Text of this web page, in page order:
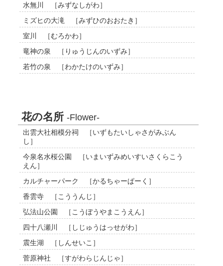
水無川 ［みずなしがわ］
ミズヒの大滝 ［みずひのおおたき］
室川 ［むろかわ］
竜神の泉 ［りゅうじんのいずみ］
若竹の泉 ［わかたけのいずみ］
花の名所-Flower-
出雲大社相模分祠 ［いずもたいしゃさがみぶん
し］
今泉名水桜公園 ［いまいずみめいすいさくらこう
えん］
カルチャーパーク ［かるちゃーぱーく］
香雲寺 ［こううんじ］
弘法山公園 ［こうぼうやまこうえん］
四十八瀬川 ［しじゅうはっせがわ］
震生湖 ［しんせいこ］
菅原神社 ［すがわらじんじゃ］